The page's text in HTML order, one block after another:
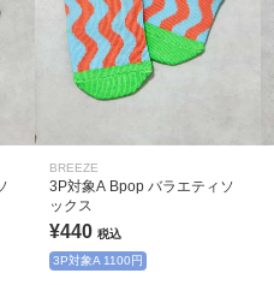
BREEZE
3P対象A Bpop バラエティソ
ックス
¥440 税込
3P対象A 1100円